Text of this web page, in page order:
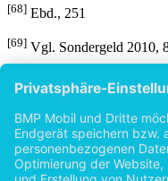
[68] Ebd., 251
[69] Vgl. Sondergeld 2010,
Vgl. Bernecker/
[71]Bernecker 2005, 11
[72]Vgl. Aguilar Fernández